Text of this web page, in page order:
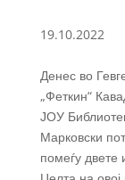
19.10.2022
Денес во
„Феткин“
ЈОУ
Марковски
помеѓу двете